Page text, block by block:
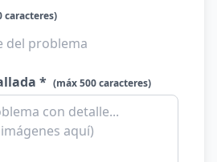
caracteres)
* (máx 500 caracteres)